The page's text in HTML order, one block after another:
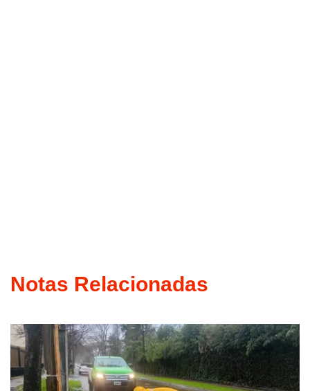
Notas Relacionadas